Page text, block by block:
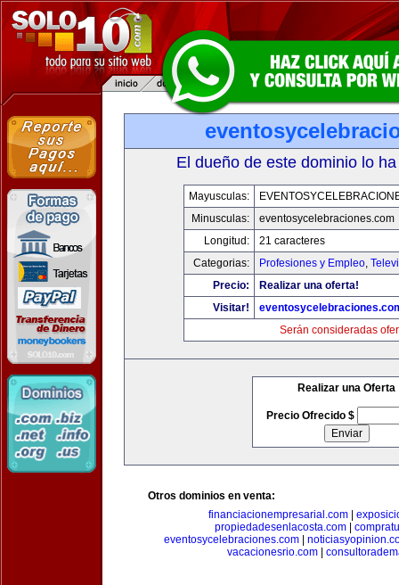
El dueño de este dominio lo
Mayusculas:
Minusculas:
eventosycelebraciones.com
Longitud:
21 caracteres
Categorias:
Profesiones y Empleo,
Precio:
Realizar una oferta!
Visitar!
Serán consideradas
Realizar una Oferta
Precio Ofrecido $
Otros dominios en venta:
financiacionempresarial.com
propiedadesenlacosta.com
eventosycelebraciones.com|
vacacionesrio.com